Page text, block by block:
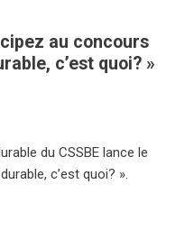
au concours
c’est quoi? »
du CSSBE lance le
c’est quoi? ».